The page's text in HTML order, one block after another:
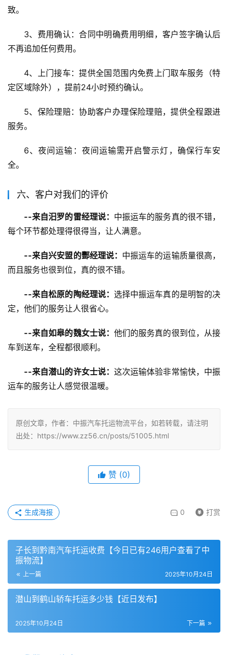
致。
3、费用确认：合同中明确费用明细，客户签字确认后
不再追加任何费用。
4、上门接车：提供全国范围内免费上门取车服务（特
定区域除外），提前24小时预约确认。
5、保险理赔：协助客户办理保险理赔，提供全程跟进
服务。
6、夜间运输：夜间运输需开启警示灯，确保行车安
全。
六、客户对我们的评价
--来自汨罗的雷经理说： 中振运车的服务真的很不错，
每个环节都处理得很得当，让人满意。
--来自兴安盟的酆经理说： 中振运车的运输质量很高，
而且服务也很到位，真的很不错。
--来自松原的陶经理说： 选择中振运车真的是明智的决
定，他们的服务让人很省心。
--来自如皋的魏女士说： 他们的服务真的很到位，从接
车到送车，全程都很顺利。
--来自潜山的许女士说： 这次运输体验非常愉快，中振
运车的服务让人感觉很温暖。
原创文章，作者：中振汽车托运物流平台，如若转载，请注明
出处：https://www.zz56.cn/posts/51005.html
赞 (0)
0 打赏
生成海报
子长到黔南汽车托运收费【今日已有246用户查看了中
振物流】
上一篇 2025年10月24日
潜山到鹤山轿车托运多少钱【近日发布】
下一篇
2025年10月24日